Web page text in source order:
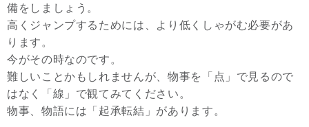
備をしましょう。
高くジャンプするためには、より低くしゃがむ必要があ
ります。
今がその時なのです。
難しいことかもしれませんが、物事を「点」で見るので
はなく「線」で観てみてください。
物事、物語には「起承転結」があります。